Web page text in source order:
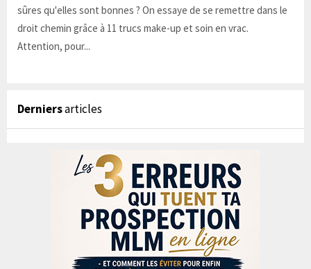
sûres qu'elles sont bonnes ? On essaye de se remettre dans le
droit chemin grâce à 11 trucs make-up et soin en vrac.
Attention, pour...
Derniersarticles